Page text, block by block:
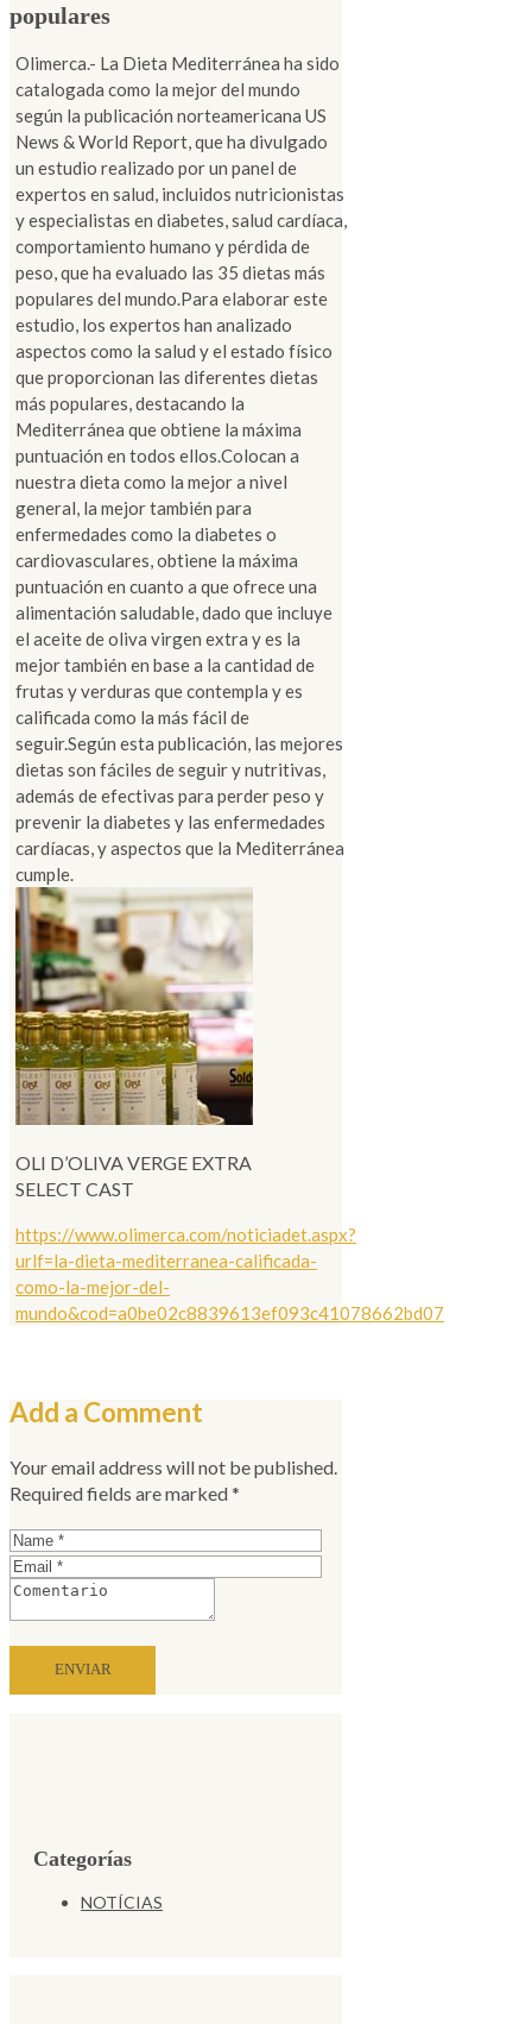
populares
Olimerca.- La Dieta Mediterránea ha sido
catalogada como la mejor del mundo
según la publicación norteamericana US
News & World Report, que ha divulgado
un estudio realizado por un panel de
expertos en salud, incluidos nutricionistas
y especialistas en diabetes, salud cardíaca,
comportamiento humano y pérdida de
peso, que ha evaluado las 35 dietas más
populares del mundo.Para elaborar este
estudio, los expertos han analizado
aspectos como la salud y el estado físico
que proporcionan las diferentes dietas
más populares, destacando la
Mediterránea que obtiene la máxima
puntuación en todos ellos.Colocan a
nuestra dieta como la mejor a nivel
general, la mejor también para
enfermedades como la diabetes o
cardiovasculares, obtiene la máxima
puntuación en cuanto a que ofrece una
alimentación saludable, dado que incluye
el aceite de oliva virgen extra y es la
mejor también en base a la cantidad de
frutas y verduras que contempla y es
calificada como la más fácil de
seguir.Según esta publicación, las mejores
dietas son fáciles de seguir y nutritivas,
además de efectivas para perder peso y
prevenir la diabetes y las enfermedades
cardíacas, y aspectos que la Mediterránea
cumple.
OLI D’OLIVA VERGE EXTRA
SELECT CAST
https://www.olimerca.com/noticiadet.aspx?
urlf=la-dieta-mediterranea-calificada-
como-la-mejor-del-
mundo&cod=a0be02c8839613ef093c41078662bd07
Add a Comment
Your email address will not be published.
Required fields are marked *
Categorías
NOTÍCIAS